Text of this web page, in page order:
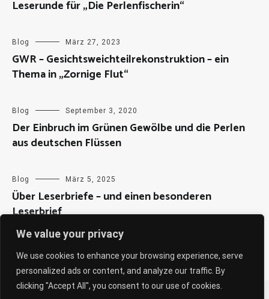
We value your privacy
We use cookies to enhance your browsing experience, serve
personalized ads or content, and analyze our traffic. By
clicking "Accept All", you consent to our use of cookies.
Leserunde für „Die Perlenfischerin“
Blog März 27, 2023
GWR – Gesichtsweichteilrekonstruktion – ein
Thema in „Zornige Flut“
Blog September 3, 2020
Der Einbruch im Grünen Gewölbe und die Perlen
aus deutschen Flüssen
Blog März 5, 2025
Über Leserbriefe – und einen besonderen
Leserbrief